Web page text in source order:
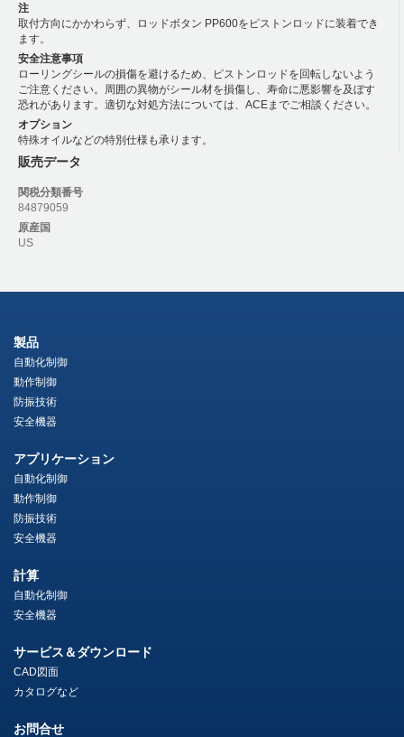
注
取付方向にかかわらず、ロッドボタン PP600をピストンロッドに装着でき
ます。
安全注意事項
ローリングシールの損傷を避けるため、ピストンロッドを回転しないよう
ご注意ください。周囲の異物がシール材を損傷し、寿命に悪影響を及ぼす
恐れがあります。適切な対処方法については、ACEまでご相談ください。
オプション
特殊オイルなどの特別仕様も承ります。
販売データ
関税分類番号
84879059
原産国
US
製品
自動化制御
動作制御
防振技術
安全機器
アプリケーション
自動化制御
動作制御
防振技術
安全機器
計算
自動化制御
安全機器
サービス＆ダウンロード
CAD図面
カタログなど
お問合せ